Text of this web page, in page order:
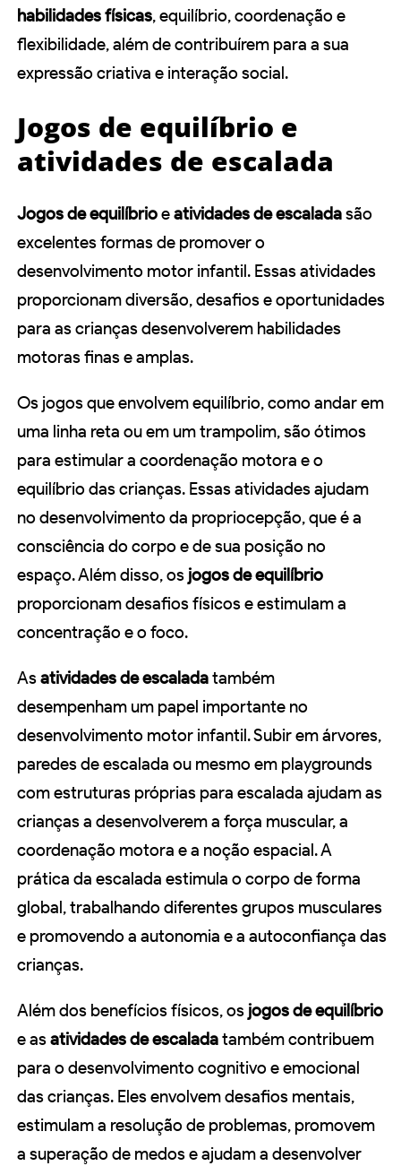
habilidades físicas, equilíbrio, coordenação e
flexibilidade, além de contribuírem para a sua
expressão criativa e interação social.
Jogos de equilíbrio e
atividades de escalada
Jogos de equilíbrioeatividades de escaladasão
excelentes formas de promover o
desenvolvimento motor infantil. Essas atividades
proporcionam diversão, desafios e oportunidades
para as crianças desenvolverem habilidades
motoras finas e amplas.
Os jogos que envolvem equilíbrio, como andar em
uma linha reta ou em um trampolim, são ótimos
para estimular a coordenação motora e o
equilíbrio das crianças. Essas atividades ajudam
no desenvolvimento da propriocepção, que é a
consciência do corpo e de sua posição no
espaço. Além disso, os jogos de equilíbrio
proporcionam desafios físicos e estimulam a
concentração e o foco.
Asatividades de escaladatambém
desempenham um papel importante no
desenvolvimento motor infantil. Subir em árvores,
paredes de escalada ou mesmo em playgrounds
com estruturas próprias para escalada ajudam as
crianças a desenvolverem a força muscular, a
coordenação motora e a noção espacial. A
prática da escalada estimula o corpo de forma
global, trabalhando diferentes grupos musculares
e promovendo a autonomia e a autoconfiança das
crianças.
Além dos benefícios físicos, os jogos de equilíbrio
e asatividades de escaladatambém contribuem
para o desenvolvimento cognitivo e emocional
das crianças. Eles envolvem desafios mentais,
estimulam a resolução de problemas, promovem
a superação de medos e ajudam a desenvolver